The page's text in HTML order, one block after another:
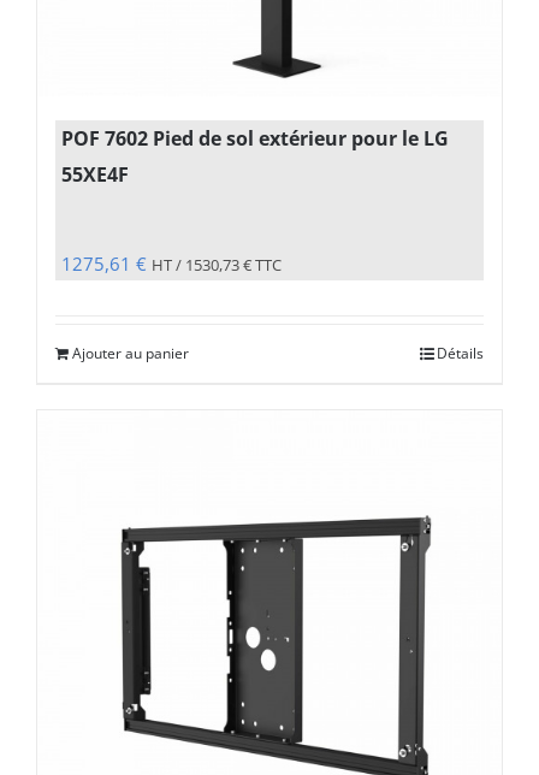
POF 7602 Pied de sol extérieur pour le LG
55XE4F
1275,61 € HT / 1530,73€TTC
Ajouter au panier Détails